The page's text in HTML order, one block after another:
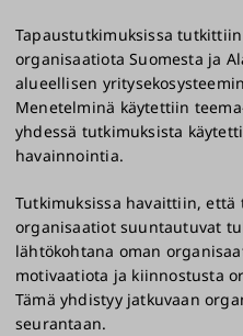
Tapaustutkimuksissa
organisaatiota Suomesta ja
alueellisen
Menetelminä käytettiin
yhdessä tutkimuksista
havainnointia.
Tutkimuksissa havaittiin,
organisaatiot suuntautuvat
lähtökohtana oman
motivaatiota ja kiinnostusta
Tämä yhdistyy jatkuvaan
seurantaan.